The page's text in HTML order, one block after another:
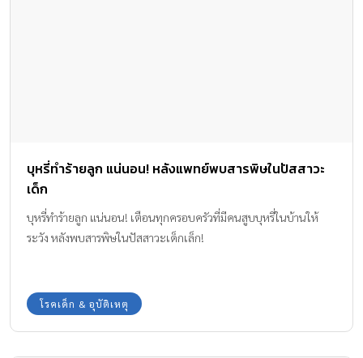
บุหรี่ทำร้ายลูก แน่นอน! หลังแพทย์พบสารพิษในปัสสาวะ
เด็ก
บุหรี่ทำร้ายลูก แน่นอน! เตือนทุกครอบครัวที่มีคนสูบบุหรี่ในบ้านให้
ระวัง หลังพบสารพิษในปัสสาวะเด็กเล็ก!
โรคเด็ก & อุบัติเหตุ